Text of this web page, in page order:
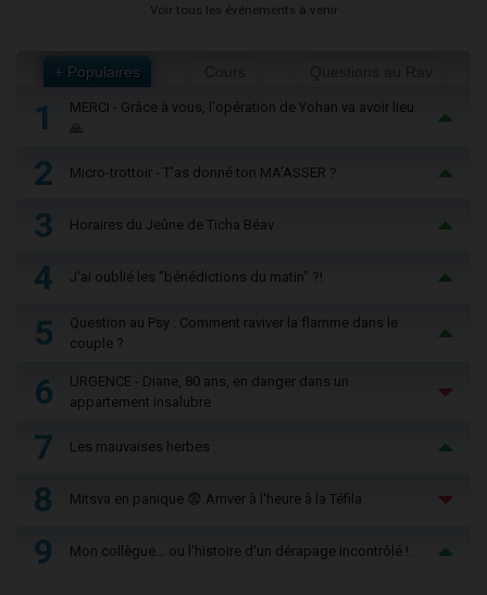
Voir tous les événements à venir
+ Populaires
1
MERCI - Grâce à vous, l'opération de Yohan va avoir lieu
🙏
2 Micro-trottoir - T'as donné ton MA’ASSER ?
3 Horaires du Jeûne de Ticha Béav
4 J'ai oublié les "bénédictions du matin" ?!
5
Question au Psy : Comment raviver la flamme dans le
couple ?
6
URGENCE - Diane, 80 ans, en danger dans un
appartement insalubre
7 Les mauvaises herbes
8 Mitsva en panique 😨 Arriver à l'heure à la Téfila
9 Mon collègue... ou l'histoire d'un dérapage incontrôlé !